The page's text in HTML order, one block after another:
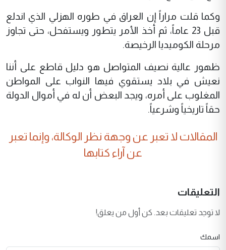
وكما قلت مراراً إن العراق في طوره الهزلي الذي اندلع
قبل 23 عاماً، ثم أخذ الأمر يتطور ويستفحل، حتى تجاوز
مرحلة الكوميديا الرخيصة.
ظهور عالية نصيف المتواصل هو دليل قاطع على أننا
نعيش في بلاد يستقوي فيها النواب على المواطن
المغلوب على أمره، ويجد البعض أن له في أموال الدولة
حقاً تاريخياً وشرعياً.
المقالات لا تعبر عن وجهة نظر الوكالة، وإنما تعبر
عن آراء كتابها
التعليقات
لا توجد تعليقات بعد. كن أول من يعلق!
اسمك